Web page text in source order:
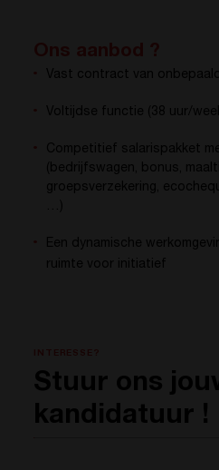
Vast contract van
Voltijdse functie (38 uur/
Competitief salarispakket
(bedrijfswagen, bonus,
groepsverzekering,
…)
Een dynamische
ruimte voor initiatief
Stuur ons
kandidatuur !